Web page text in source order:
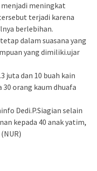
meningkat
terjadi karena
berlebihan.
dalam suasana yang
yang dimiliki.ujar
juta dan 10 buah kain
orang kaum dhuafa
Dedi.P.Siagian selain
kepada 40 anak yatim,